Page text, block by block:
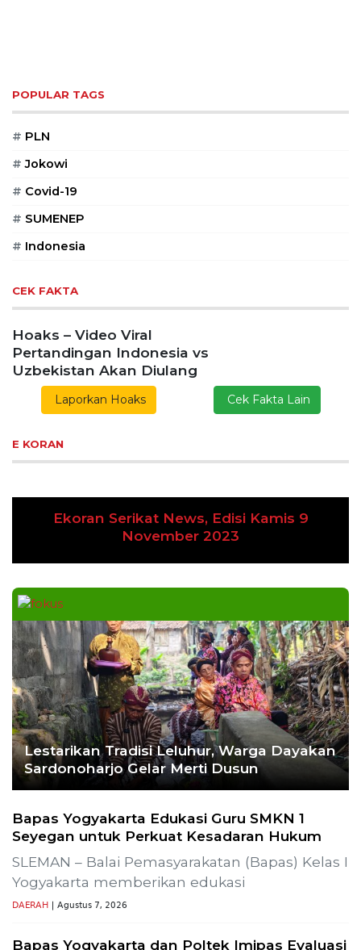
POPULAR TAGS
# PLN
# Jokowi
# Covid-19
# SUMENEP
# Indonesia
CEK FAKTA
Hoaks – Video Viral
Pertandingan Indonesia vs
Uzbekistan Akan Diulang
Laporkan Hoaks Cek Fakta Lain
E KORAN
Ekoran Serikat News, Edisi Kamis 9
November 2023
Lestarikan Tradisi Leluhur, Warga Dayakan
Sardonoharjo Gelar Merti Dusun
Bapas Yogyakarta Edukasi Guru SMKN 1
Seyegan untuk Perkuat Kesadaran Hukum
SLEMAN – Balai Pemasyarakatan (Bapas) Kelas I
Yogyakarta memberikan edukasi
DAERAH | Agustus 7, 2026
Bapas Yogyakarta dan Poltek Imipas Evaluasi